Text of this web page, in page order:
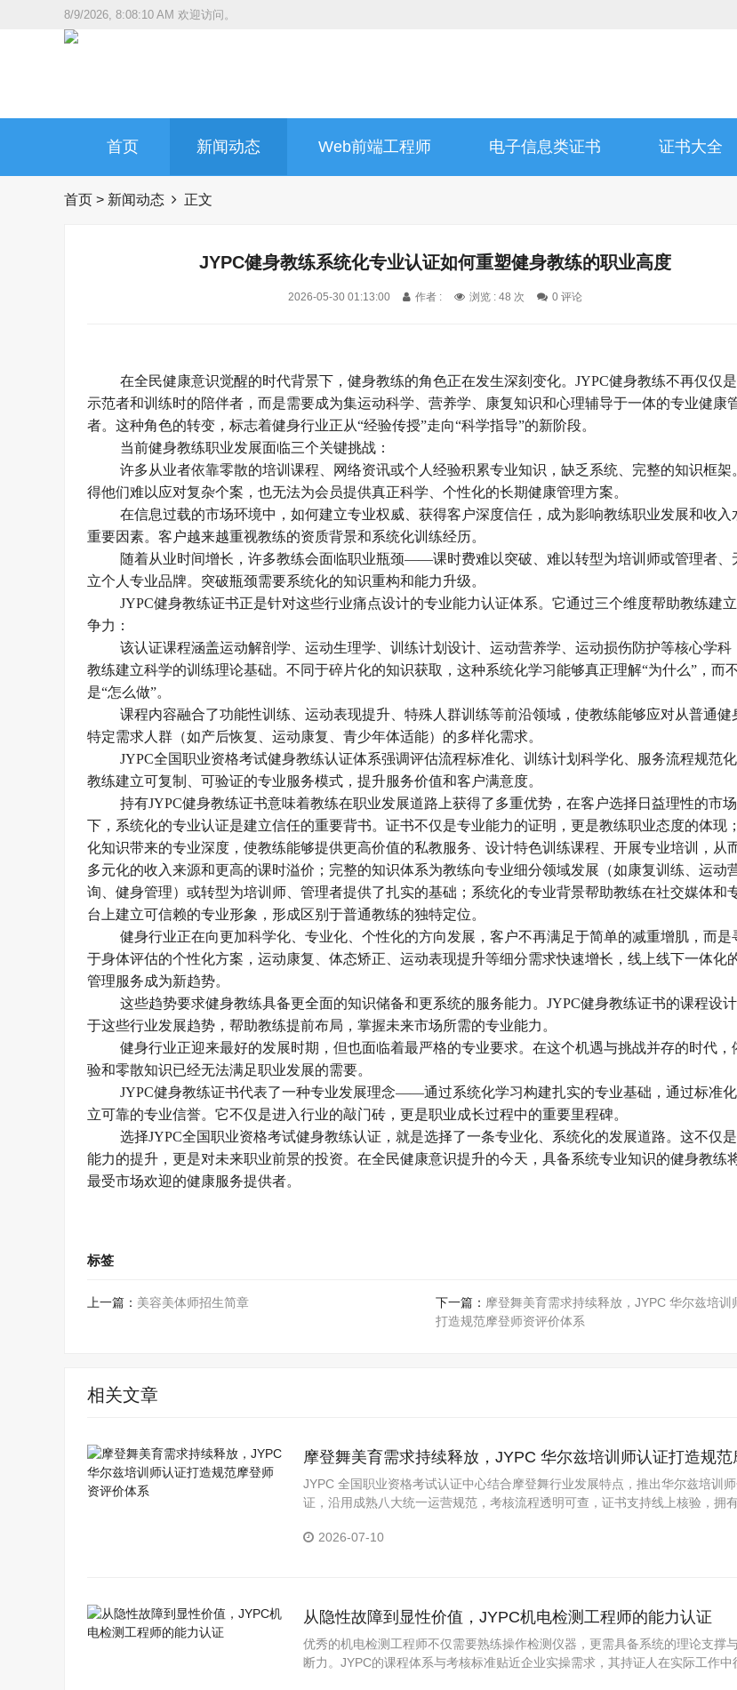
8/9/2026, 8:08:11 AM 欢迎访问。
首页 新闻动态 Web前端工程师 电子信息类证书 证书大全
首页 > 新闻动态 正文
JYPC健身教练系统化专业认证如何重塑健身教练的职业高度
2026-05-30 01:13:00 作者 : 浏览 : 48 次 0 评论
在全民健康意识觉醒的时代背景下，健身教练的角色正在发生深刻变化。JYPC健身教练不再仅仅
示范者和训练时的陪伴者，而是需要成为集运动科学、营养学、康复知识和心理辅导于一体的专业健康
者。这种角色的转变，标志着健身行业正从“经验传授”走向“科学指导”的新阶段。
当前健身教练职业发展面临三个关键挑战：
许多从业者依靠零散的培训课程、网络资讯或个人经验积累专业知识，缺乏系统、完整的知识框架
得他们难以应对复杂个案，也无法为会员提供真正科学、个性化的长期健康管理方案。
在信息过载的市场环境中，如何建立专业权威、获得客户深度信任，成为影响教练职业发展和收入
重要因素。客户越来越重视教练的资质背景和系统化训练经历。
随着从业时间增长，许多教练会面临职业瓶颈——课时费难以突破、难以转型为培训师或管理者、
立个人专业品牌。突破瓶颈需要系统化的知识重构和能力升级。
JYPC健身教练证书正是针对这些行业痛点设计的专业能力认证体系。它通过三个维度帮助教练建
争力：
该认证课程涵盖运动解剖学、运动生理学、训练计划设计、运动营养学、运动损伤防护等核心学科
教练建立科学的训练理论基础。不同于碎片化的知识获取，这种系统化学习能够真正理解“为什么”，而
是“怎么做”。
课程内容融合了功能性训练、运动表现提升、特殊人群训练等前沿领域，使教练能够应对从普通健
特定需求人群（如产后恢复、运动康复、青少年体适能）的多样化需求。
JYPC全国职业资格考试健身教练认证体系强调评估流程标准化、训练计划科学化、服务流程规范
教练建立可复制、可验证的专业服务模式，提升服务价值和客户满意度。
持有JYPC健身教练证书意味着教练在职业发展道路上获得了多重优势，在客户选择日益理性的市
下，系统化的专业认证是建立信任的重要背书。证书不仅是专业能力的证明，更是教练职业态度的体现
化知识带来的专业深度，使教练能够提供更高价值的私教服务、设计特色训练课程、开展专业培训，从
多元化的收入来源和更高的课时溢价；完整的知识体系为教练向专业细分领域发展（如康复训练、运动
询、健身管理）或转型为培训师、管理者提供了扎实的基础；系统化的专业背景帮助教练在社交媒体和
台上建立可信赖的专业形象，形成区别于普通教练的独特定位。
健身行业正在向更加科学化、专业化、个性化的方向发展，客户不再满足于简单的减重增肌，而是
于身体评估的个性化方案，运动康复、体态矫正、运动表现提升等细分需求快速增长，线上线下一体化
管理服务成为新趋势。
这些趋势要求健身教练具备更全面的知识储备和更系统的服务能力。JYPC健身教练证书的课程设
于这些行业发展趋势，帮助教练提前布局，掌握未来市场所需的专业能力。
健身行业正迎来最好的发展时期，但也面临着最严格的专业要求。在这个机遇与挑战并存的时代，
验和零散知识已经无法满足职业发展的需要。
JYPC健身教练证书代表了一种专业发展理念——通过系统化学习构建扎实的专业基础，通过标准
立可靠的专业信誉。它不仅是进入行业的敲门砖，更是职业成长过程中的重要里程碑。
选择JYPC全国职业资格考试健身教练认证，就是选择了一条专业化、系统化的发展道路。这不仅
能力的提升，更是对未来职业前景的投资。在全民健康意识提升的今天，具备系统专业知识的健身教练
最受市场欢迎的健康服务提供者。
标签
上一篇： 美容美体师招生简章 下一篇： 摩登舞美育需求持续释放，JYPC 华尔兹培训
打造规范摩登师资评价体系
相关文章
摩登舞美育需求持续释放，JYPC 华尔兹培训师认证打造规范
资评价体系
JYPC 全国职业资格考试认证中心结合摩登舞行业发展特点，推出华尔兹培训
证，沿用成熟八大统一运营规范，考核流程透明可查，证书支持线上核验，拥
2026-07-10
从隐性故障到显性价值，JYPC机电检测工程师的能力认证
优秀的机电检测工程师不仅需要熟练操作检测仪器，更需具备系统的理论支撑
断力。JYPC的课程体系与考核标准贴近企业实操需求，其持证人在实际工作中